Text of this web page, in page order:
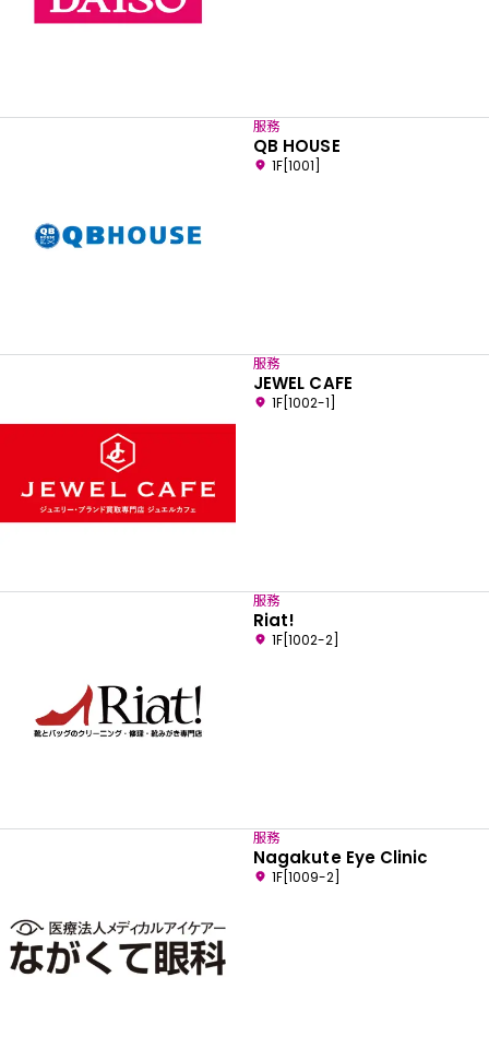
服務
QB HOUSE
1F[1001]
服務
JEWEL CAFE
1F[1002-1]
服務
Riat!
1F[1002-2]
服務
Nagakute Eye Clinic
1F[1009-2]